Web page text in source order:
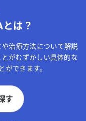
は？
治療方法について解説
がむずかしい具体的な
ができます。
す